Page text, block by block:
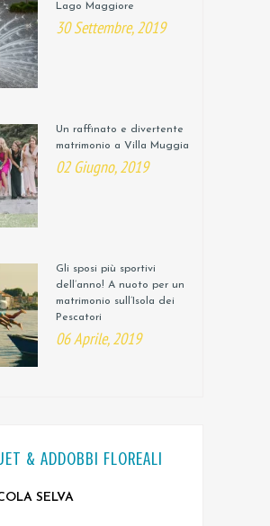
Lago Maggiore
30 Settembre, 2019
Un raffinato e divertente
matrimonio a Villa Muggia
02 Giugno, 2019
Gli sposi più sportivi
dell’anno! A nuoto per un
matrimonio sull’Isola dei
Pescatori
06 Aprile, 2019
& ADDOBBI FLOREALI
SELVA